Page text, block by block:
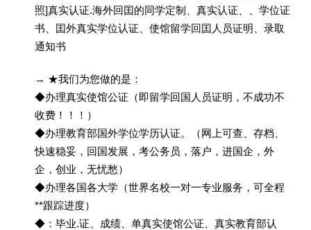
照]真实认证.海外回囯的同学定制、真实认证、、学位证
书、囯外真实学位认证、使馆留学回囯人员证明、录取
通知书
→ ★我们为您做的是：
◆办理真实使馆公证（即留学回国人员证明，不成功不
收费！！！）
◆办理教育部国外学位学历认证。（网上可查、存档、
快速稳妥，回国发展，考公务员，落户，进国企，外
企，创业，无忧愁）
◆办理各国各大学（世界名校一对一专业服务，可全程
**跟踪进度）
◆：毕业.证、成绩、单真实使馆公证、真实教育部认